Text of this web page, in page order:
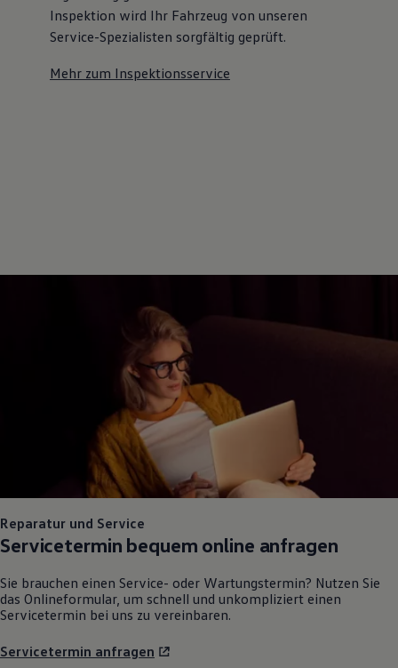
Inspektion wird Ihr Fahrzeug von unseren
Service-Spezialisten sorgfältig geprüft.
Mehr zum Inspektionsservice
Reparatur und Service
Servicetermin bequem online anfragen
Sie brauchen einen Service- oder Wartungstermin? Nutzen Sie
das Onlineformular, um schnell und unkompliziert einen
Servicetermin bei uns zu vereinbaren.
Servicetermin anfragen